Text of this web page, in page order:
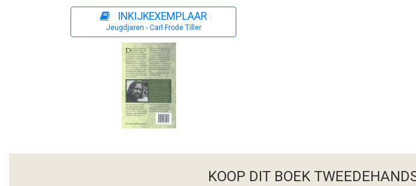
INKIJKEXEMPLAAR
Jeugdjaren - Carl Frode Tiller
KOOP DIT BOEK